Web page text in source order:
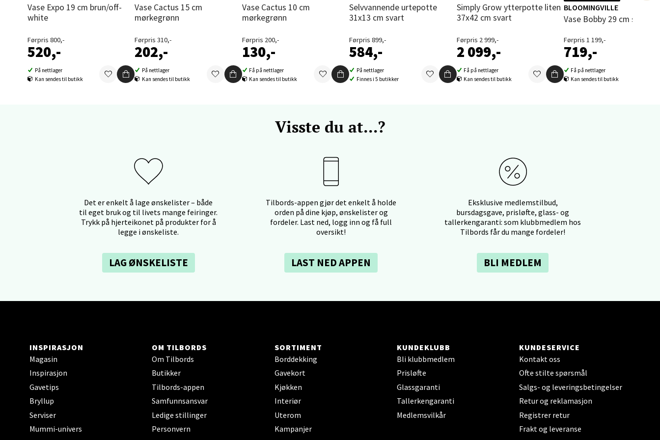
Vase Expo 19 cm brun/off-
white
Førpris 800,-
520,-
På nettlager
Kan sendes til butikk
Vase Cactus 15 cm
mørkegrønn
Førpris 310,-
202,-
På nettlager
Kan sendes til butikk
Vase Cactus 10 cm
mørkegrønn
Førpris 200,-
130,-
Få på nettlager
Kan sendes til butikk
Selvvannende urtepotte
31x13 cm svart
Førpris 899,-
584,-
På nettlager
Finnes i 5 butikker
Simply Grow ytterpotte liten
37x42 cm svart
Førpris 2 999,-
2 099,-
Få på nettlager
Kan sendes til butikk
BLOOMINGVILLE
Vase Bobby 29 cm sølv
Førpris 1 199,-
719,-
Få på nettlager
Kan sendes til butikk
Visste du at...?
Det er enkelt å lage ønskelister – både
til eget bruk og til livets mange feiringer.
Trykk på hjerteikonet på produkter for å
legge i ønskeliste.
LAG ØNSKELISTE
Tilbords-appen gjør det enkelt å holde
orden på dine kjøp, ønskelister og
fordeler. Last ned, logg inn og få full
oversikt!
LAST NED APPEN
Eksklusive medlemstilbud,
bursdagsgave, prisløfte, glass- og
tallerkengaranti: som klubbmedlem hos
Tilbords får du mange fordeler!
BLI MEDLEM
INSPIRASJON
Magasin
Inspirasjon
Gavetips
Bryllup
Serviser
Mummi-univers
OM TILBORDS
Om Tilbords
Butikker
Tilbords-appen
Samfunnsansvar
Ledige stillinger
Personvern
SORTIMENT
Borddekking
Gavekort
Kjøkken
Interiør
Uterom
Kampanjer
KUNDEKLUBB
Bli klubbmedlem
Prisløfte
Glassgaranti
Tallerkengaranti
Medlemsvilkår
KUNDESERVICE
Kontakt oss
Ofte stilte spørsmål
Salgs- og leveringsbetingelser
Retur og reklamasjon
Registrer retur
Frakt og leveranse
Thon Senter Orkanger, Orkdalsveien 113, 7300 Orkanger
Sandvika - Thon Senter Sandvika
Åpent i dag 10-21
0 i butikk
Trondheim - Sirkus Shopping
Velg
Ski - Thon Senter Ski
Ski Storsenter, Jernbanesvingen 6, 1400 Ski
0 i butikk
Velg